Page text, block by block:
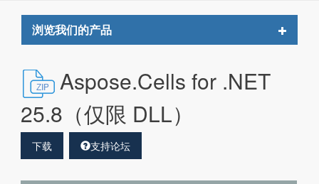
浏览我们的产品
Toggle
Aspose.Cells for .NET
25.8（仅限 DLL）
下载 支持论坛